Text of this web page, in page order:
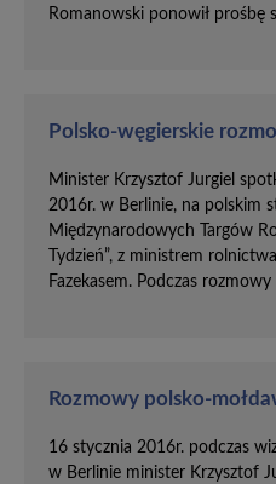
Romanowski ponowił prośbę
Polsko-węgierskie
Minister Krzysztof Jurgiel
2016r. w Berlinie, na polskim
Międzynarodowych Targów
Tydzień”, z ministrem
Fazekasem. Podczas
Rozmowy polsko-
16 stycznia 2016r. podczas
w Berlinie minister Krzysztof